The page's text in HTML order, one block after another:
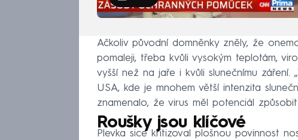
Ačkoliv původní domněnky zněly, že
pomaleji, třeba kvůli vysokým teplotám,
vyšší než na jaře i kvůli slunečnímu záření.
USA, kde je mnohem větší intenzita
znamenalo, že virus měl potenciál
Roušky jsou klíčové
Plevka sice kritizoval plošnou povinnost